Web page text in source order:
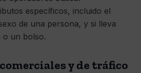
específicos, incluido el
de una persona, y si lleva
o un bolso.
y de tráfico